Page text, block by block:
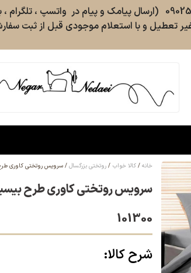
خانه کالا خواب روتختی بزرگسال سرویس روتختی کاوری طرح
سرویس روتختی کاوری طرح
101300
شرح کالا:
تعطیل و با استعلام موجودی قبل از ثبت